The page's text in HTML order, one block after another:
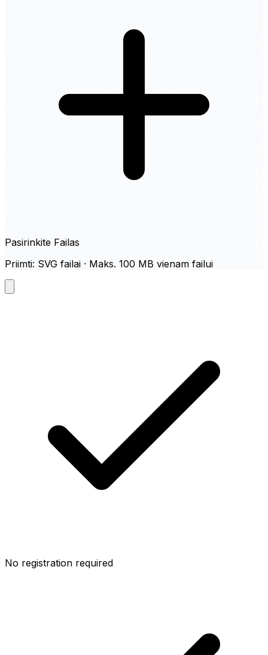
Pasirinkite Failas
Priimti: SVG failai · Maks. 100 MB vienam failui
No registration required